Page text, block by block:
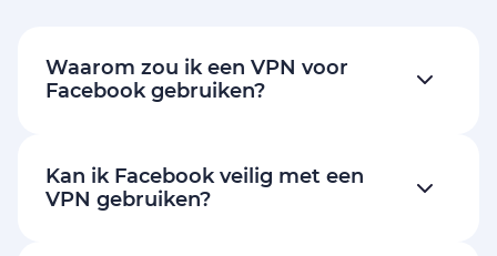
Waarom zou ik een VPN voor
Facebook gebruiken?
Kan ik Facebook veilig met een
VPN gebruiken?